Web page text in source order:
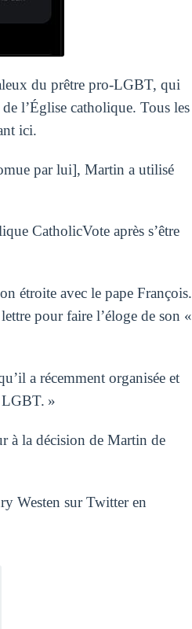
du prêtre pro-LGBT, qui
l’Église catholique. Tous les
ici.
par lui], Martin a utilisé
CatholicVote après s’être
étroite avec le pape François.
pour faire l’éloge de son «
a récemment organisée et
LGBT. »
à la décision de Martin de
Westen sur Twitter en